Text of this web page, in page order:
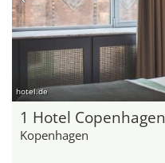
hotel.de
1 Hotel Copenhagen
Kopenhagen